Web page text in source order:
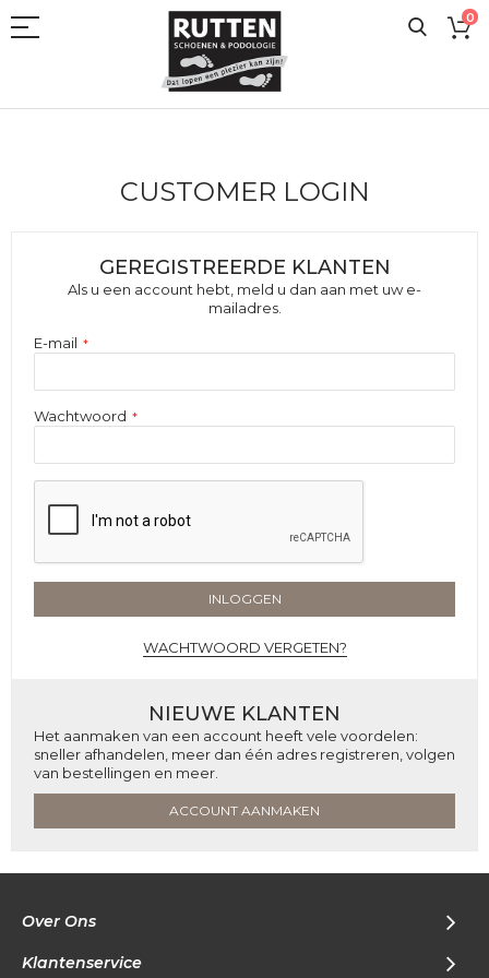
naar
0
CUSTOMER LOGIN
GEREGISTREERDE KLANTEN
Als u een account hebt, meld u dan aan met uw e-
mailadres.
E-mail
Wachtwoord
INLOGGEN
WACHTWOORD VERGETEN?
NIEUWE KLANTEN
Het aanmaken van een account heeft vele voordelen:
sneller afhandelen, meer dan één adres registreren, volgen
van bestellingen en meer.
ACCOUNT AANMAKEN
Over Ons
Klantenservice